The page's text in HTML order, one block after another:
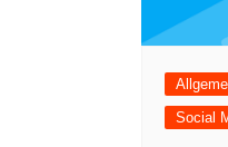
Social